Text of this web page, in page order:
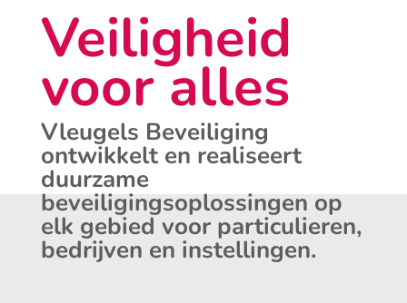
Veiligheid
voor alles
Vleugels Beveiliging
ontwikkelt en realiseert
duurzame
beveiligingsoplossingen op
elk gebied voor particulieren,
bedrijven en instellingen.